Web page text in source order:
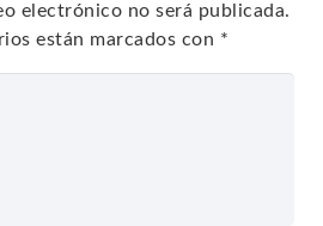
electrónico no será publicada.
están marcados con *